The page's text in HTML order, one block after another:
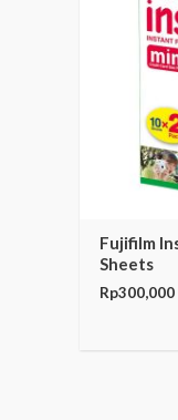
Fujifilm
Sheets
Rp300,000